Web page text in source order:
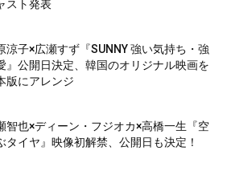
スト発表
涼子×広瀬すず『SUNNY 強い気持ち・強
』公開日決定、韓国のオリジナル映画を
版にアレンジ
智也×ディーン・フジオカ×高橋一生『空
タイヤ』映像初解禁、公開日も決定！